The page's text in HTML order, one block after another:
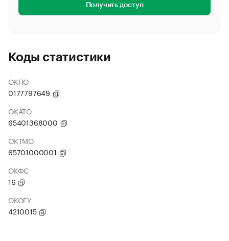
Получить доступ
Коды статистики
ОКПО
0177797649
ОКАТО
65401368000
ОКТМО
65701000001
ОКФС
16
ОКОГУ
4210015